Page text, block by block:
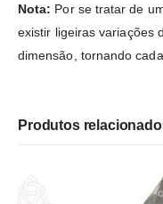
Nota: Por se tratar de
existir ligeiras variações
dimensão, tornando
Produtos